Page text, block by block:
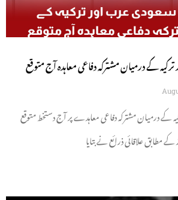
کے درمیان مشترکہ دفاعی معاہدہ آج متوقع
کے درمیان مشترکہ دفاعی معاہدے پر آج دستخط متوقع
علاقائی ذرائع نے بتایا